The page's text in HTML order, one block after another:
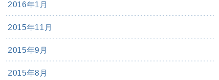
2016年1月
2015年11月
2015年9月
2015年8月